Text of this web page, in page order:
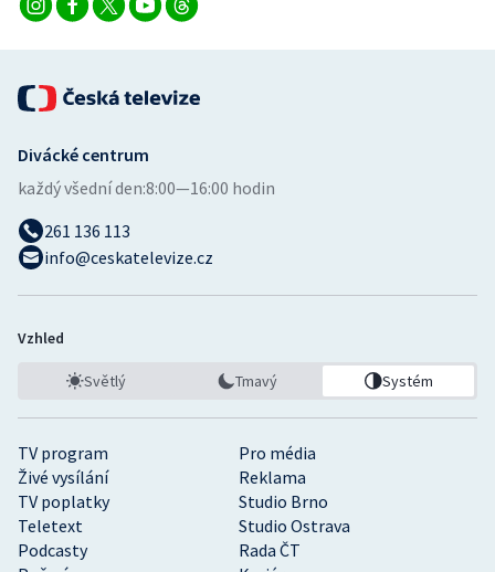
TV program
Pro média
Živé vysílání
Reklama
TV poplatky
Studio Brno
Teletext
Studio Ostrava
Podcasty
Rada ČT
Divácké centrum
každý všední den:8:00—16:00 hodin
261 136 113
info@ceskatelevize.cz
Vzhled
Světlý Tmavý Systém